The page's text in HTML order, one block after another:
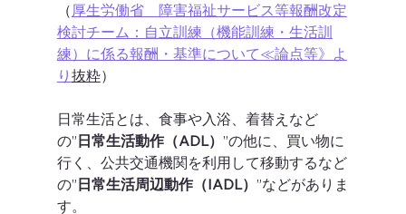
（厚生労働省　障害福祉サービス等報酬改定
検討チーム：自立訓練（機能訓練・生活訓
練）に係る報酬・基準について≪論点等》よ
り 抜粋）
日常生活とは、食事や入浴、着替えなど
の” 日常生活動作（ADL） ”の他に、買い物に
行く、公共交通機関を利用して移動するなど
の” 日常生活周辺動作（IADL） ”などがありま
す。